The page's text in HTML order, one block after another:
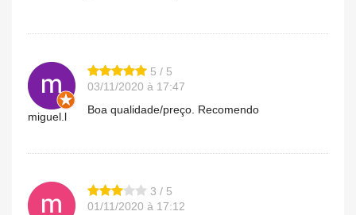
miguel.l
5 / 5
03/11/2020 à 17:47
Boa qualidade/preço. Recomendo
3 / 5
01/11/2020 à 17:12